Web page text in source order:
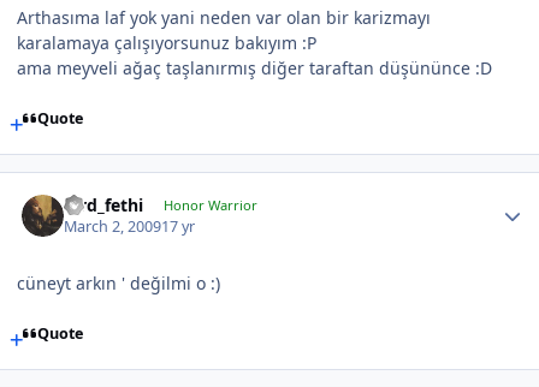
Arthasıma laf yok yani neden var olan bir karizmayı
karalamaya çalışıyorsunuz bakıyım :P
ama meyveli ağaç taşlanırmış diğer taraftan düşününce :D
Quote
lord_fethi Honor Warrior
March 2, 200917 yr
cüneyt arkın ' değilmi o :)
Quote